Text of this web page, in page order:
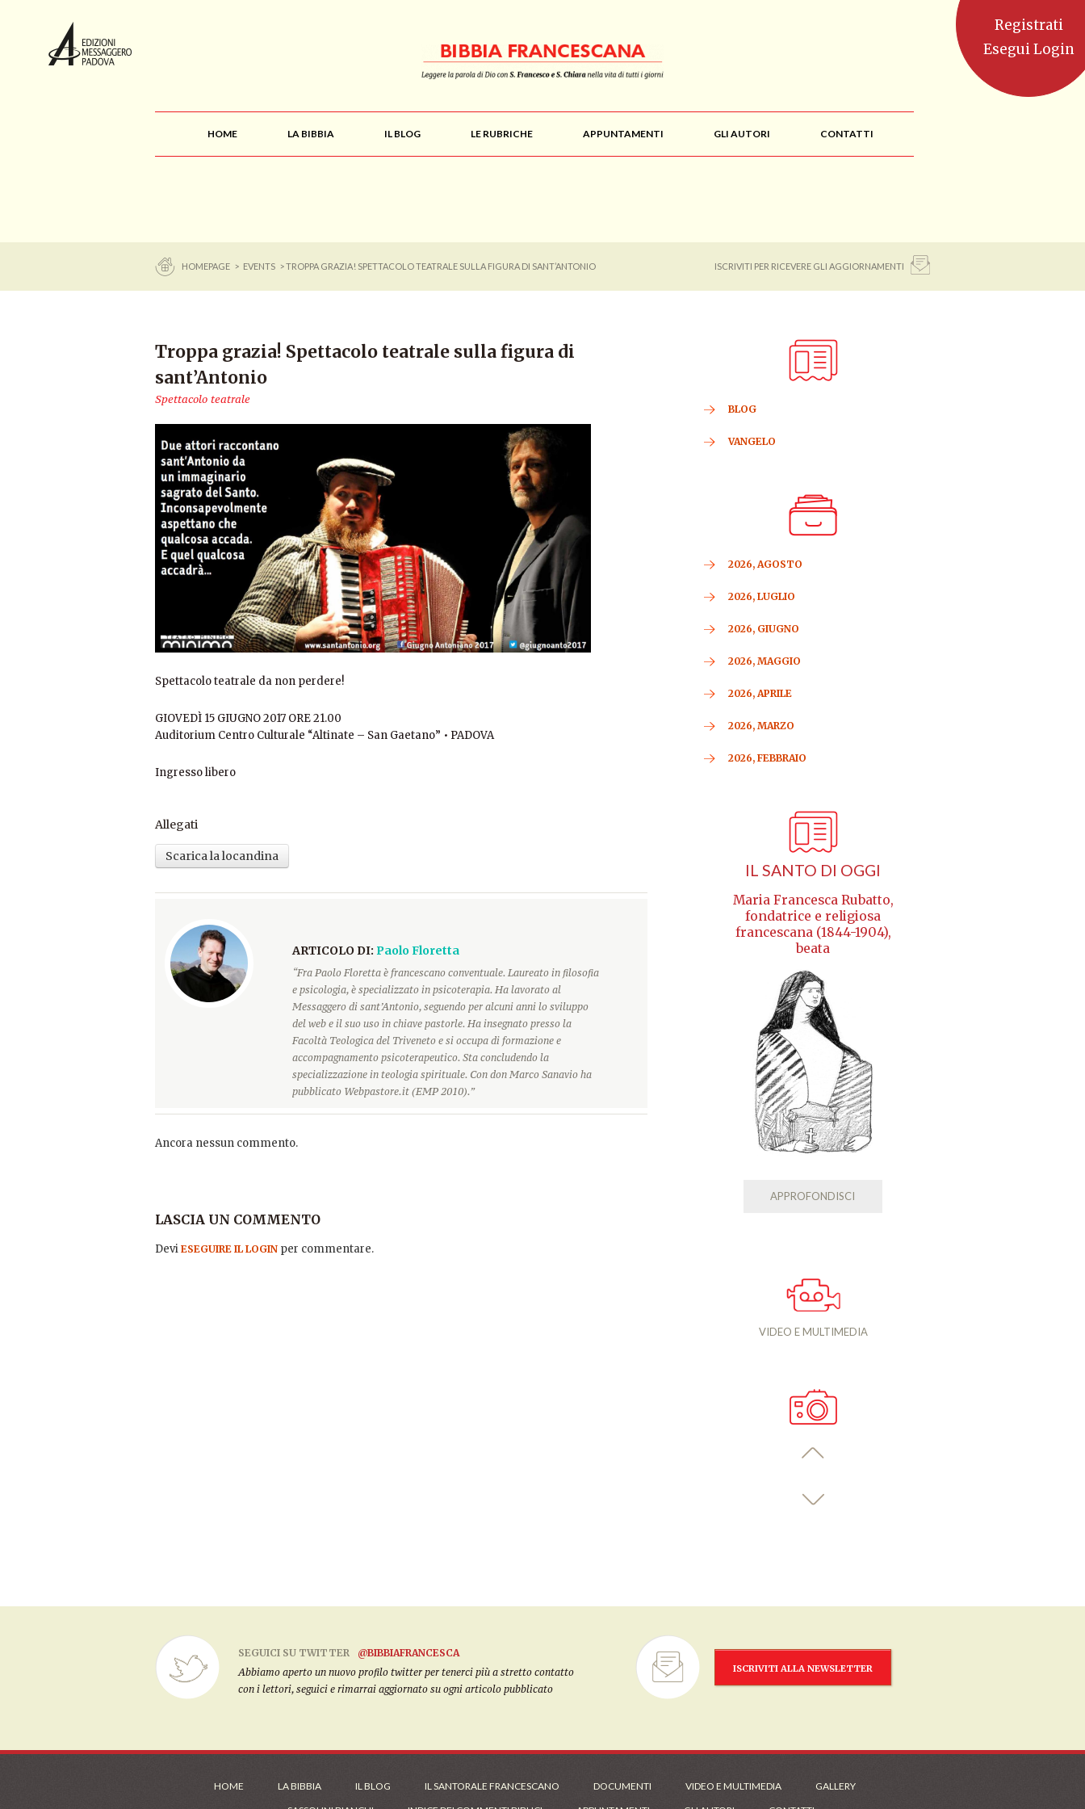
HOME LA BIBBIA IL BLOG LE RUBRICHE APPUNTAMENTI GLI AUTORI CONTATTI
HOMEPAGE > EVENTS > TROPPA GRAZIA! SPETTACOLO TEATRALE SULLA FIGURA DI SANT’ANTONIO ISCRIVITI PER RICEVERE GLI AGGIORNAMENTI
Troppa grazia! Spettacolo teatrale sulla figura di
sant’Antonio
Spettacolo teatrale
Spettacolo teatrale da non perdere!
GIOVEDÌ 15 GIUGNO 2017 ORE 21.00
Auditorium Centro Culturale “Altinate – San Gaetano” • PADOVA
Ingresso libero
Allegati
Scarica la locandina
ARTICOLO DI: Paolo Floretta
“Fra Paolo Floretta è francescano conventuale. Laureato in filosofia
e psicologia, è specializzato in psicoterapia. Ha lavorato al
Messaggero di sant’Antonio, seguendo per alcuni anni lo sviluppo
del web e il suo uso in chiave pastorle. Ha insegnato presso la
Facoltà Teologica del Triveneto e si occupa di formazione e
accompagnamento psicoterapeutico. Sta concludendo la
specializzazione in teologia spirituale. Con don Marco Sanavio ha
pubblicato Webpastore.it (EMP 2010).”
Ancora nessun commento.
LASCIA UN COMMENTO
Devi ESEGUIRE IL LOGIN per commentare.
BLOG
VANGELO
2026, AGOSTO
2026, LUGLIO
2026, GIUGNO
2026, MAGGIO
2026, APRILE
2026, MARZO
2026, FEBBRAIO
IL SANTO DI OGGI
Maria Francesca Rubatto,
fondatrice e religiosa
francescana (1844-1904),
beata
APPROFONDISCI
VIDEO E MULTIMEDIA
SEGUICI SU TWITTER
@BIBBIAFRANCESCA
Abbiamo aperto un nuovo profilo twitter per tenerci più a stretto contatto
con i lettori, seguici e rimarrai aggiornato su ogni articolo pubblicato
ISCRIVITI ALLA NEWSLETTER
HOME LA BIBBIA IL BLOG IL SANTORALE FRANCESCANO DOCUMENTI VIDEO E MULTIMEDIA
GALLERY
Registrati
Esegui Login